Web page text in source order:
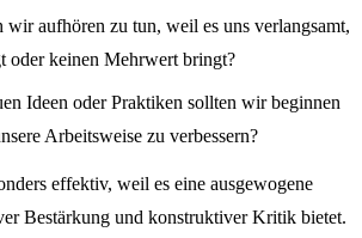
wir aufhören zu tun, weil es uns verlangsamt,
oder keinen Mehrwert bringt?
Ideen oder Praktiken sollten wir beginnen
Arbeitsweise zu verbessern?
effektiv, weil es eine ausgewogene
Bestärkung und konstruktiver Kritik bietet.